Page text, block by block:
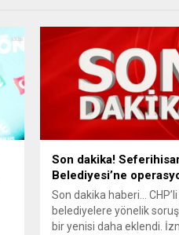
Son dakika!
Belediyesi’ne
Son dakika haberi… CHP’li
belediyelere yönelik
bir yenisi daha eklendi.